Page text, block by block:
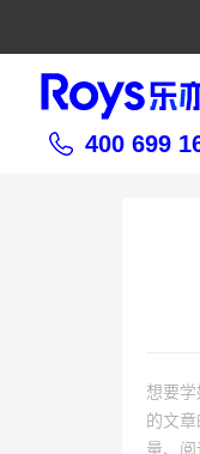
400 699
想要
的文
量、